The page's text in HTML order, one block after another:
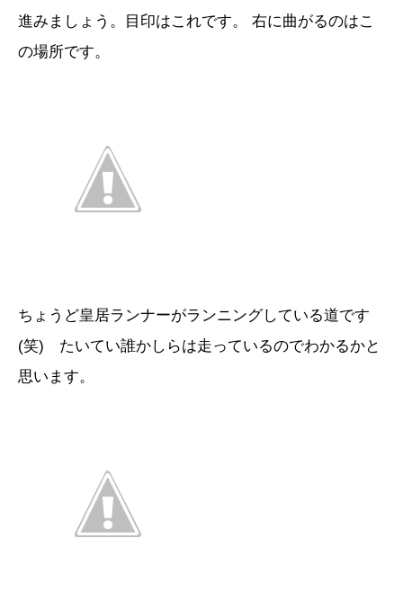
進みましょう。目印はこれです。 右に曲がるのはこ
の場所です。
ちょうど皇居ランナーがランニングしている道です
(笑) たいてい誰かしらは走っているのでわかるかと
思います。